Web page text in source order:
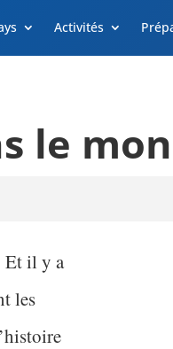
Activités
le
Et il y a
les